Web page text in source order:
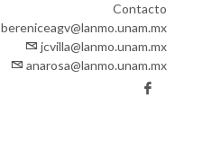
Contacto
bereniceagv@lanmo.unam.mx
jcvilla@lanmo.unam.mx
anarosa@lanmo.unam.mx